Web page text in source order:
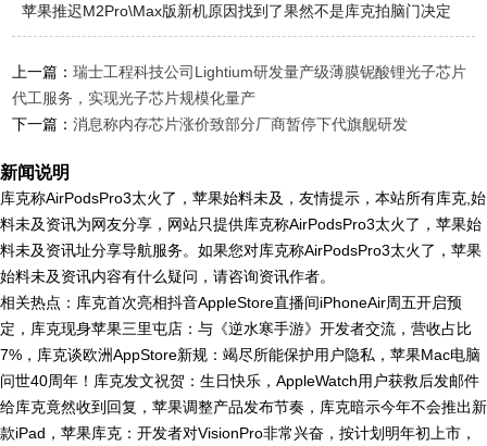
苹果推迟M2Pro\Max版新机原因找到了果然不是库克拍脑门决定
的
上一篇：瑞士工程科技公司Lightium研发量产级薄膜铌酸锂光子芯片
代工服务，实现光子芯片规模化量产
下一篇：消息称内存芯片涨价致部分厂商暂停下代旗舰研发
新闻说明
库克称AirPodsPro3太火了，苹果始料未及，友情提示，本站所有库克,始
料未及资讯为网友分享，网站只提供库克称AirPodsPro3太火了，苹果始
料未及资讯址分享导航服务。如果您对库克称AirPodsPro3太火了，苹果
始料未及资讯内容有什么疑问，请咨询资讯作者。
相关热点：库克首次亮相抖音AppleStore直播间iPhoneAir周五开启预
定，库克现身苹果三里屯店：与《逆水寒手游》开发者交流，营收占比
7%，库克谈欧洲AppStore新规：竭尽所能保护用户隐私，苹果Mac电脑
问世40周年！库克发文祝贺：生日快乐，AppleWatch用户获救后发邮件
给库克竟然收到回复，苹果调整产品发布节奏，库克暗示今年不会推出新
款iPad，苹果库克：开发者对VisionPro非常兴奋，按计划明年初上市，